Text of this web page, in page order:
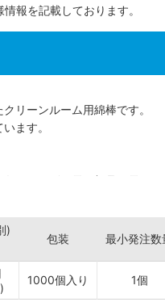
報を記載しております。
リーンルーム用綿棒です。
ます。
種レンズ、電子部品、電子
用します。
)
包装 最小発注数
)
1000個入り 1個